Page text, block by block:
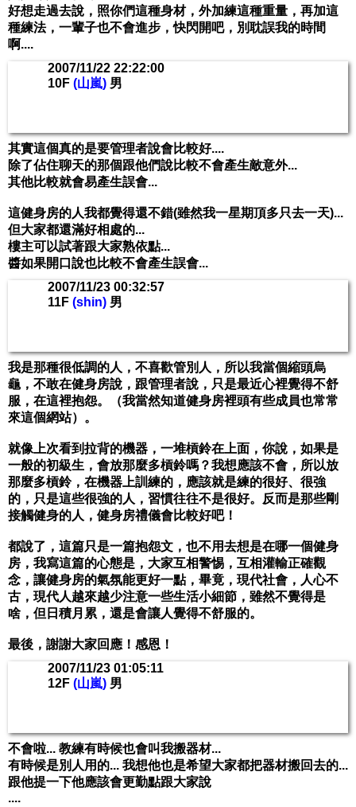
好想走過去說，照你們這種身材，外加練這種重量，再加這
種練法，一輩子也不會進步，快閃開吧，別耽誤我的時間
啊....
2007/11/22 22:22:00
10F (山嵐) 男
其實這個真的是要管理者說會比較好....
除了佔住聊天的那個跟他們說比較不會產生敵意外...
其他比較就會易產生誤會...
這健身房的人我都覺得還不錯(雖然我一星期頂多只去一天)...
但大家都還滿好相處的...
樓主可以試著跟大家熟依點...
醬如果開口說也比較不會產生誤會...
2007/11/23 00:32:57
11F (shin) 男
我是那種很低調的人，不喜歡管別人，所以我當個縮頭烏
龜，不敢在健身房說，跟管理者說，只是最近心裡覺得不舒
服，在這裡抱怨。（我當然知道健身房裡頭有些成員也常常
來這個網站）。
就像上次看到拉背的機器，一堆槓鈴在上面，你說，如果是
一般的初級生，會放那麼多槓鈴嗎？我想應該不會，所以放
那麼多槓鈴，在機器上訓練的，應該就是練的很好、很強
的，只是這些很強的人，習慣往往不是很好。反而是那些剛
接觸健身的人，健身房禮儀會比較好吧！
都說了，這篇只是一篇抱怨文，也不用去想是在哪一個健身
房，我寫這篇的心態是，大家互相警惕，互相灌輸正確觀
念，讓健身房的氣氛能更好一點，畢竟，現代社會，人心不
古，現代人越來越少注意一些生活小細節，雖然不覺得是
啥，但日積月累，還是會讓人覺得不舒服的。
最後，謝謝大家回應！感恩！
2007/11/23 01:05:11
12F (山嵐) 男
不會啦... 教練有時候也會叫我搬器材...
有時候是別人用的... 我想他也是希望大家都把器材搬回去的...
跟他提一下他應該會更勤點跟大家說
....